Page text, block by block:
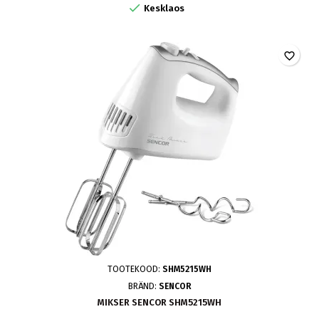
 Kesklaos
TOOTEKOOD: SHM5215WH
BRÄND: SENCOR
MIKSER SENCOR SHM5215WH
favorite_border